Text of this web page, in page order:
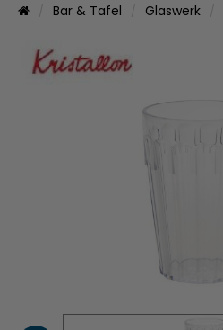
Bar & Tafel Glaswerk